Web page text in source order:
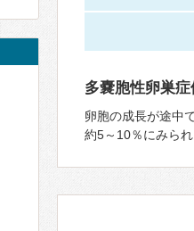
多嚢胞性卵巣
卵胞の成⻑が途中
約5～10％にみら